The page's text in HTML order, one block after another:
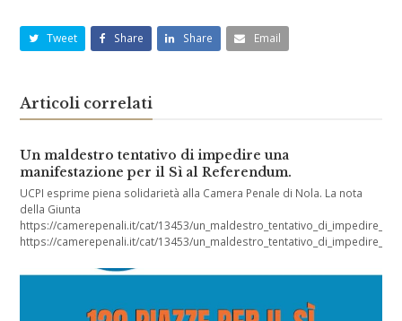
Tweet Share Share Email
Articoli correlati
Un maldestro tentativo di impedire una
manifestazione per il Sì al Referendum.
UCPI esprime piena solidarietà alla Camera Penale di Nola. La nota
della Giunta
https://camerepenali.it/cat/13453/
https://camerepenali.it/cat/13453/